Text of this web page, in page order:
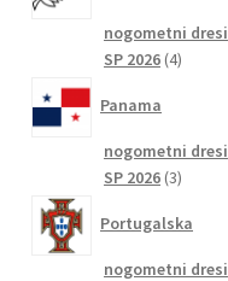
nogometni dresi
SP 2026 44
Panama
nogometni dresi
SP 2026 33
Portugalska
nogometni dresi